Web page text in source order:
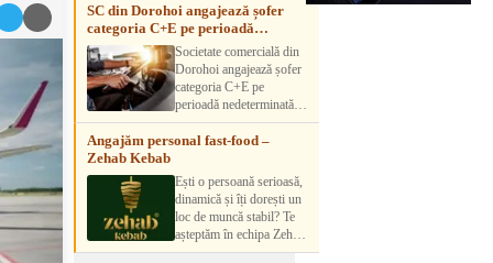
SC din Dorohoi angajează șofer
categoria C+E pe perioadă
nedeterminatăSocietate comercială din
Dorohoi angajează șofer
categoria C+E pe
perioadă nedeterminată.
Candidatul trebuie să
aibă experiență și atestat
detalii, vă rog să sunați la
numărul de telefon.
Angajăm personal fast-food –
Zehab Kebab
Ești o persoană serioasă,
dinamică și îți dorești un
loc de muncă stabil? Te
așteptăm în echipa Zehab
Kebab! Posturi